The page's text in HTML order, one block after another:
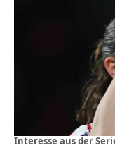
Interesse aus der